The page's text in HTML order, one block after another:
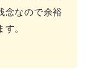
念なので余裕
。